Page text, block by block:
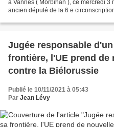
à Vannes ( Morbihan ), ce mercredi
ancien député de la 6 e
Jugée responsable
frontière, l'UE prend
contre la Biélorussie
Publié le 10/11/2021 à 05:43
Par Jean Lévy